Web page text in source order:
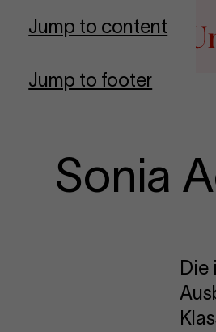
Jump to content
Jump to footer
Go to homepage
Sonia
Die